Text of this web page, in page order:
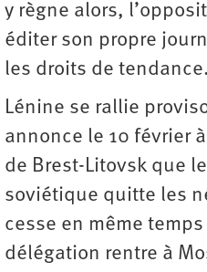
y règne alors,
éditer son propre
les droits de tendance.
Lénine se rallie
annonce le 10 février
de Brest-Litovsk que
soviétique quitte les
cesse en même
délégation rentre à